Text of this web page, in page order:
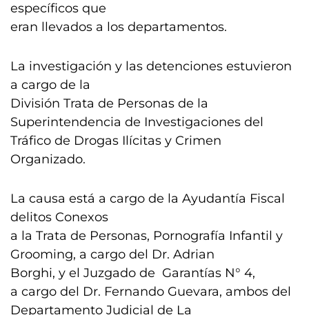
específicos que
eran llevados a los departamentos.
La investigación y las detenciones estuvieron
a cargo de la
División Trata de Personas de la
Superintendencia de Investigaciones del
Tráfico de Drogas Ilícitas y Crimen
Organizado.
La causa está a cargo de la Ayudantía Fiscal
delitos Conexos
a la Trata de Personas, Pornografía Infantil y
Grooming, a cargo del Dr. Adrian
Borghi, y el Juzgado de Garantías N° 4,
a cargo del Dr. Fernando Guevara, ambos del
Departamento Judicial de La